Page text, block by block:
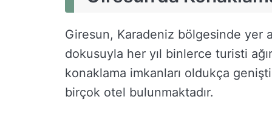
Giresun, Karadeniz bölgesinde yer
dokusuyla her yıl binlerce turisti
konaklama imkanları oldukça
birçok otel bulunmaktadır.